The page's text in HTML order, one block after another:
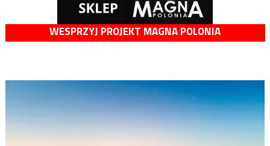
WESPRZYJ PROJEKT MAGNA POLONIA